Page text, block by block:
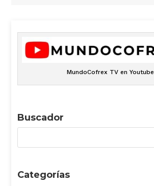
MundoCofrex TV en Youtube
Buscador
Categorías